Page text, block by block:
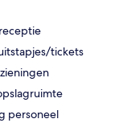
tickets
personeel